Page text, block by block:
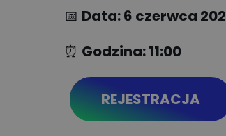
📅 Data: 6 czerwca
⏰ Godzina: 11:00
REJESTRACJA